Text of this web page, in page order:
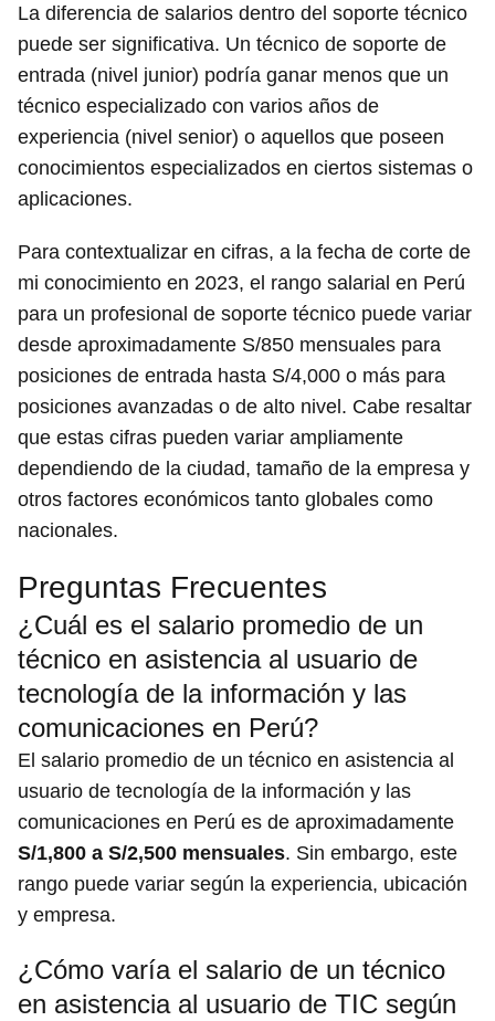
La diferencia de salarios dentro del soporte técnico
puede ser significativa. Un técnico de soporte de
entrada (nivel junior) podría ganar menos que un
técnico especializado con varios años de
experiencia (nivel senior) o aquellos que poseen
conocimientos especializados en ciertos sistemas o
aplicaciones.
Para contextualizar en cifras, a la fecha de corte de
mi conocimiento en 2023, el rango salarial en Perú
para un profesional de soporte técnico puede variar
desde aproximadamente S/850 mensuales para
posiciones de entrada hasta S/4,000 o más para
posiciones avanzadas o de alto nivel. Cabe resaltar
que estas cifras pueden variar ampliamente
dependiendo de la ciudad, tamaño de la empresa y
otros factores económicos tanto globales como
nacionales.
Preguntas Frecuentes
¿Cuál es el salario promedio de un
técnico en asistencia al usuario de
tecnología de la información y las
comunicaciones en Perú?
El salario promedio de un técnico en asistencia al
usuario de tecnología de la información y las
comunicaciones en Perú es de aproximadamente
S/1,800 a S/2,500 mensuales. Sin embargo, este
rango puede variar según la experiencia, ubicación
y empresa.
¿Cómo varía el salario de un técnico
en asistencia al usuario de TIC según